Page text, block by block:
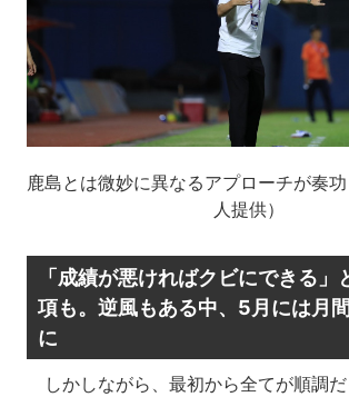
鹿島とは微妙に異なるアプローチが奏
人提供）
「成績が悪ければクビにできる」
項も。逆風もある中、5月には月
に
しかしながら、最初から全てが順調